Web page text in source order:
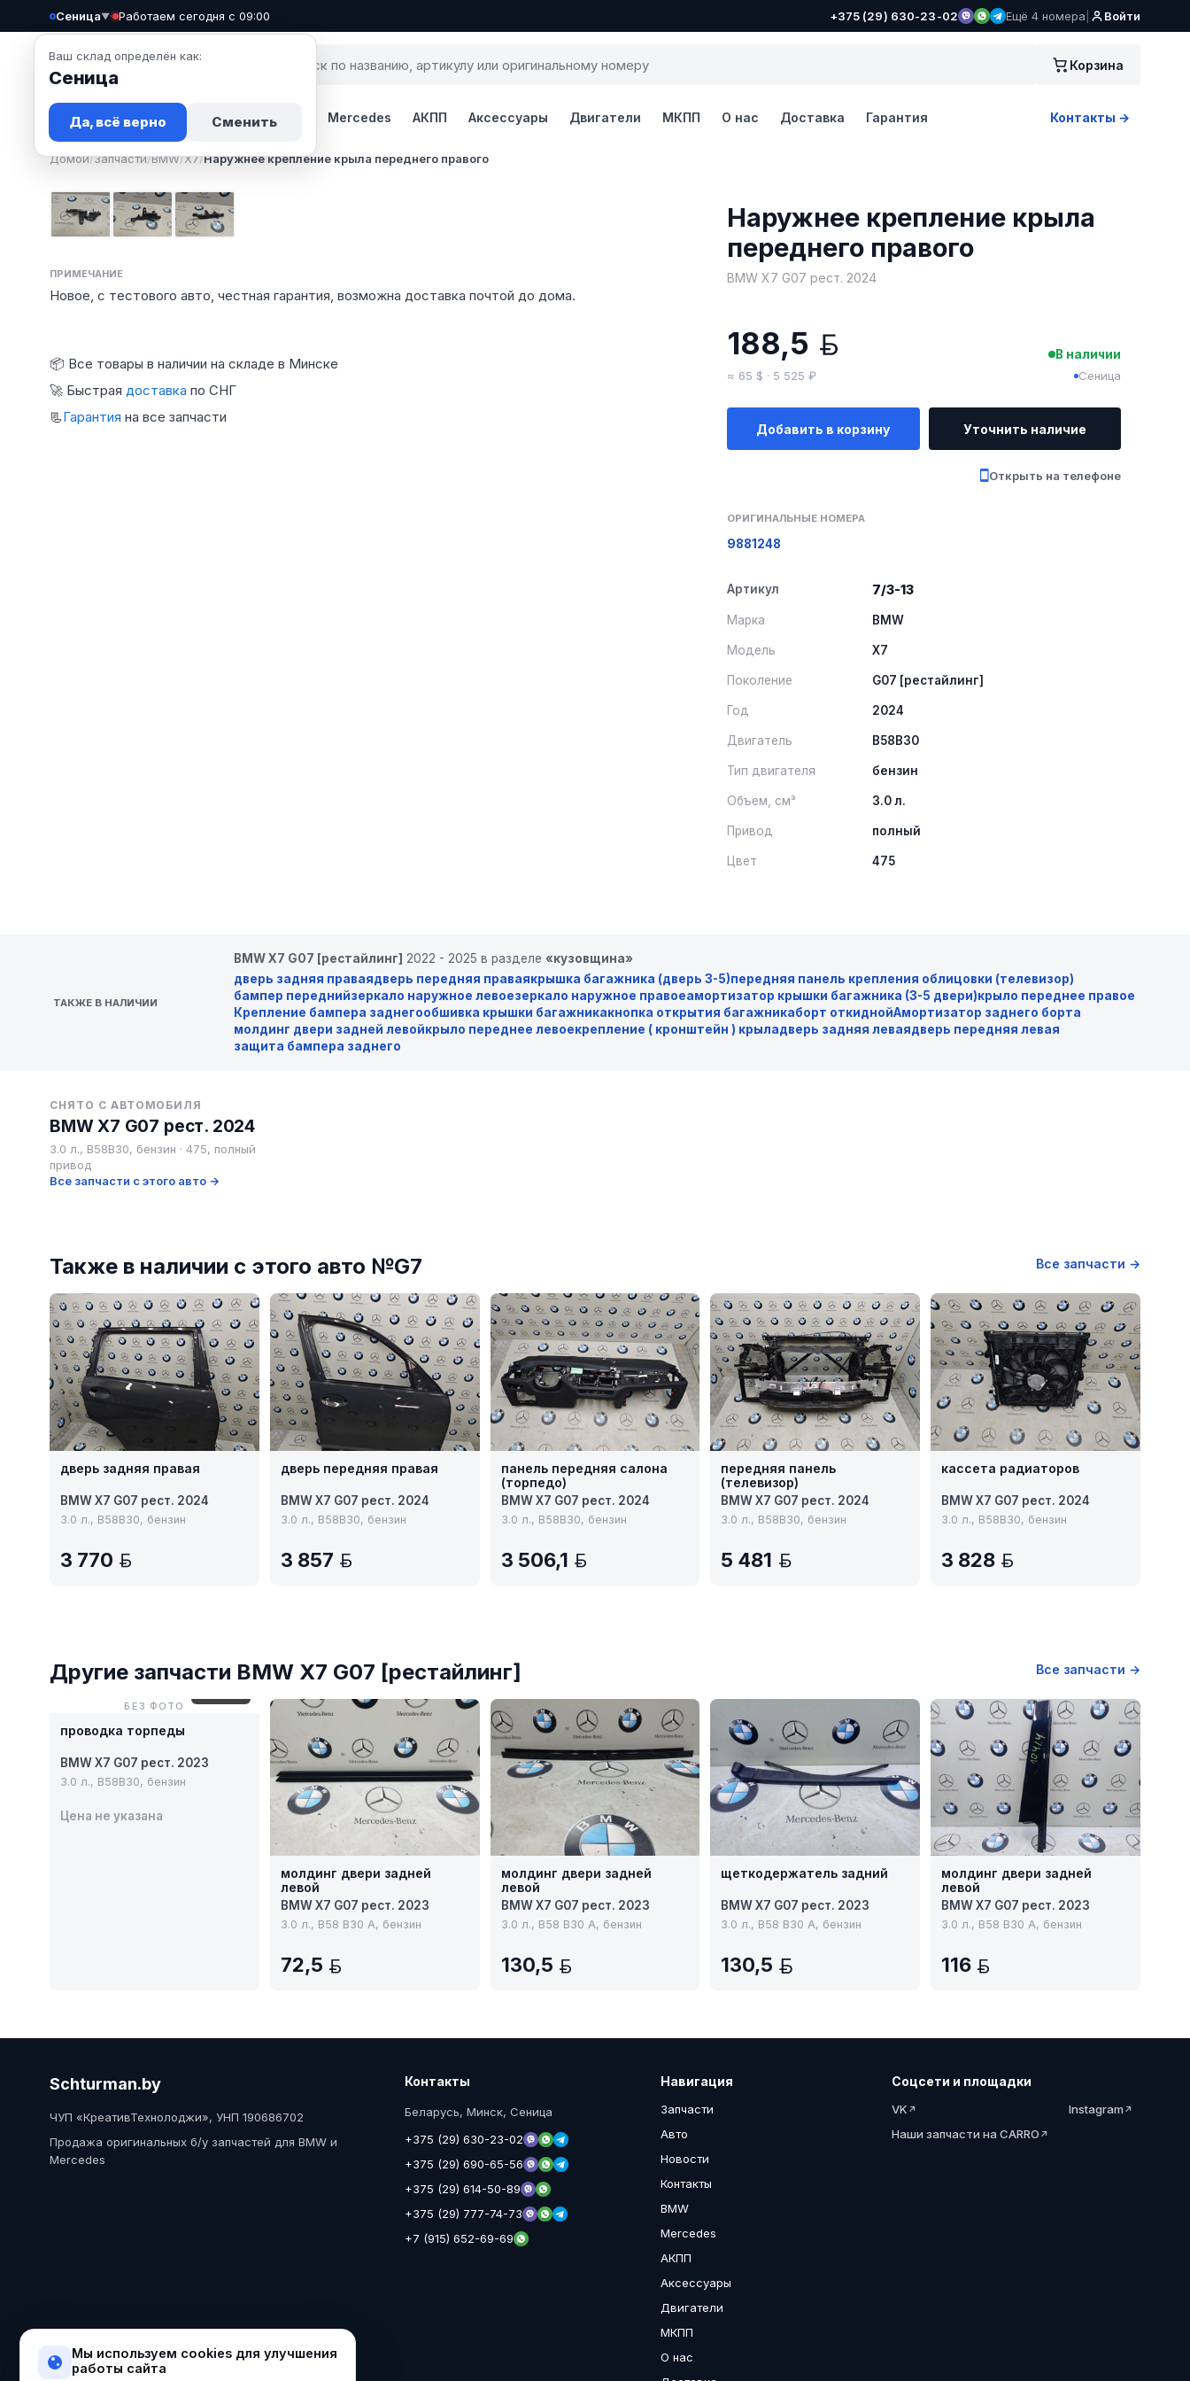
Сеница▼
Ваш склад определён как:
Сеница
Да, всё верно Сменить
· Работаем сегодня с 09:00 +375 (29) 630-23-02 Ещё 4 номера Войти
Корзина
Запчасти Авто Новости Mercedes АКПП Аксессуары Двигатели МКПП О нас Доставка Гарантия Контакты →
Домой/Запчасти/BMW/X7/Наружнее крепление крыла переднего правого
ПРИМЕЧАНИЕ
Новое, с тестового авто, честная гарантия, возможна доставка почтой до дома.
📦 Все товары в наличии на складе в Минске
🚀 Быстрая доставка по СНГ
📃Гарантия на все запчасти
Наружнее крепление крыла
переднего правого
BMW X7 G07 рест. 2024
188,5
≈ 65 $ · 5 525 ₽
В наличии
Сеница
Добавить в корзину Уточнить наличие
Открыть на телефоне
ОРИГИНАЛЬНЫЕ НОМЕРА
9881248
Артикул 7/3-13
Марка BMW
Модель X7
Поколение G07 [рестайлинг]
Год 2024
Двигатель B58B30
Тип двигателя бензин
Объем, см³ 3.0 л.
Привод полный
Цвет 475
ТАКЖЕ В НАЛИЧИИ
BMW X7 G07 [рестайлинг] 2022 - 2025 в разделе «кузовщина»
дверь задняя праваядверь передняя праваякрышка багажника (дверь 3-5)передняя панель крепления облицовки (телевизор)
бампер переднийзеркало наружное левоезеркало наружное правоеамортизатор крышки багажника (3-5 двери)крыло переднее правое
Крепление бампера заднегообшивка крышки багажникакнопка открытия багажникаборт откиднойАмортизатор заднего борта
молдинг двери задней левойкрыло переднее левоекрепление ( кронштейн ) крыладверь задняя леваядверь передняя левая
защита бампера заднего
СНЯТО С АВТОМОБИЛЯ
BMW X7 G07 рест. 2024
3.0 л., B58B30, бензин · 475, полный
привод
Все запчасти с этого авто →
Также в наличии с этого авто №G7 Все запчасти →
дверь задняя правая
BMW X7 G07 рест. 2024
3.0 л., B58B30, бензин
3 770
дверь передняя правая
BMW X7 G07 рест. 2024
3.0 л., B58B30, бензин
3 857
панель передняя салона
(торпедо)
BMW X7 G07 рест. 2024
3.0 л., B58B30, бензин
3 506,1
передняя панель
(телевизор)
BMW X7 G07 рест. 2024
3.0 л., B58B30, бензин
5 481
кассета радиаторов
BMW X7 G07 рест. 2024
3.0 л., B58B30, бензин
3 828
Другие запчасти BMW X7 G07 [рестайлинг] Все запчасти →
БЕЗ ФОТО
проводка торпеды
BMW X7 G07 рест. 2023
3.0 л., B58B30, бензин
Цена не указана
молдинг двери задней
левой
BMW X7 G07 рест. 2023
3.0 л., B58 B30 A, бензин
72,5
молдинг двери задней
левой
BMW X7 G07 рест. 2023
3.0 л., B58 B30 A, бензин
130,5
щеткодержатель задний
BMW X7 G07 рест. 2023
3.0 л., B58 B30 A, бензин
130,5
молдинг двери задней
левой
BMW X7 G07 рест. 2023
3.0 л., B58 B30 A, бензин
116
Schturman.by
ЧУП «КреативТехнолоджи», УНП 190686702
Продажа оригинальных б/у запчастей для BMW и
Mercedes
Контакты
Беларусь, Минск, Сеница
+375 (29) 630-23-02
+375 (29) 690-65-56
+375 (29) 614-50-89
+375 (29) 777-74-73
+7 (915) 652-69-69
Навигация
Запчасти
Авто
Новости
Контакты
BMW
Mercedes
АКПП
Аксессуары
Двигатели
МКПП
О нас
Соцсети и площадки
VK
Instagram
Наши запчасти на CARRO
Мы используем cookies для улучшения
работы сайта